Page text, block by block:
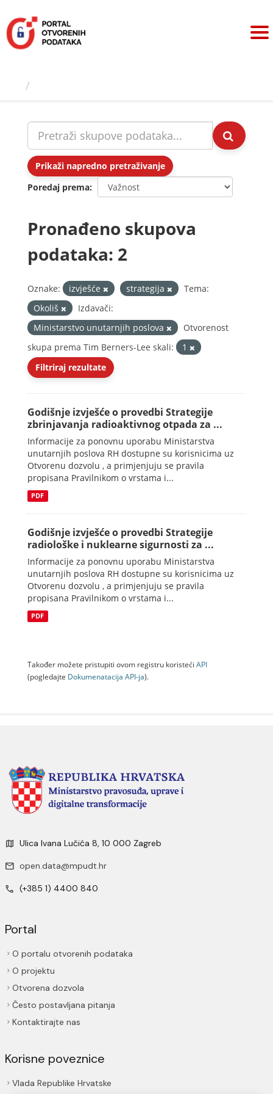
sadržaj
Prikaži napredno pretraživanje
Poredaj prema
Pronađeno skupova
podataka: 2
Oznake: izvješće strategija
Tema:
Okoliš
Izdavači:
Ministarstvo unutarnjih poslova
Otvorenost
skupa prema Tim Berners-Lee skali:
1
Filtriraj rezultate
Godišnje izvješće o provedbi Strategije
zbrinjavanja radioaktivnog otpada za ...
Informacije za ponovnu uporabu Ministarstva
unutarnjih poslova RH dostupne su korisnicima uz
Otvorenu dozvolu , a primjenjuju se pravila
propisana Pravilnikom o vrstama i...
PDF
Godišnje izvješće o provedbi Strategije
radiološke i nuklearne sigurnosti za ...
Informacije za ponovnu uporabu Ministarstva
unutarnjih poslova RH dostupne su korisnicima uz
Otvorenu dozvolu , a primjenjuju se pravila
propisana Pravilnikom o vrstama i...
PDF
Također možete pristupiti ovom registru koristeći API
(pogledajte Dokumenаtаcijа API-jа).